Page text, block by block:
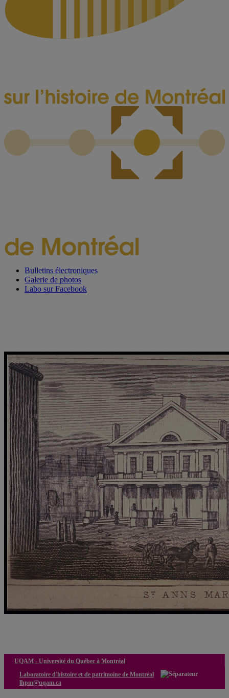
Bulletins électroniques
Galerie de photos
Labo sur Facebook
UQAM - Université du Québec à Montréal
Laboratoire d'histoire et de patrimoine de Montréal
lhpm@uqam.ca